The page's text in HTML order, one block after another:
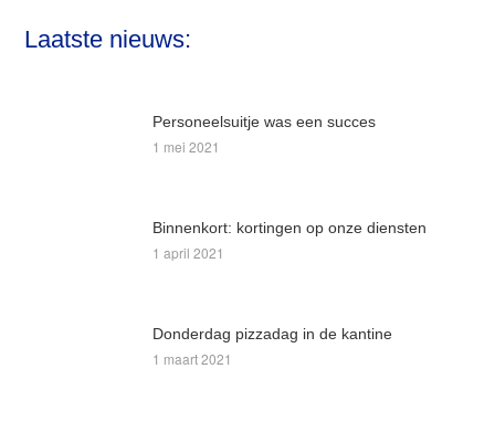
Laatste nieuws:
Personeelsuitje was een succes
1 mei 2021
Binnenkort: kortingen op onze diensten
1 april 2021
Donderdag pizzadag in de kantine
1 maart 2021